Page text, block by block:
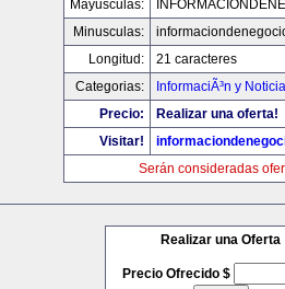
Mayusculas:
Minusculas:
Longitud:
21 caracteres
Categorias:
InformaciÃ³n y
Precio:
Realizar una oferta!
Visitar!
Serán consideradas
Realizar una Oferta
Precio Ofrecido $